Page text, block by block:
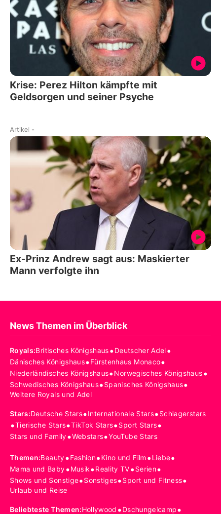
Krise: Perez Hilton kämpfte mit
Geldsorgen und seiner Psyche
Artikel -
Ex-Prinz Andrew sagt aus: Maskierter
Mann verfolgte ihn
News Themen im Überblick
Royals:Britisches Königshaus•Deutscher Adel•
Dänisches Königshaus•Fürstenhaus Monaco•
Niederländisches Königshaus•Norwegisches Königshaus•
Schwedisches Königshaus•Spanisches Königshaus•
Weitere Royals und Adel
Stars:Deutsche Stars•Internationale Stars•Schlagerstars
•Tierische Stars•TikTok Stars•Sport Stars•
Stars und Family•Webstars•YouTube Stars
Themen:Beauty•Fashion•Kino und Film •Liebe•
Mama und Baby•Musik•Reality TV•Serien•
Shows und Sonstige•Sonstiges•Sport und Fitness•
Urlaub und Reise
Beliebteste Themen:Hollywood •Dschungelcamp•